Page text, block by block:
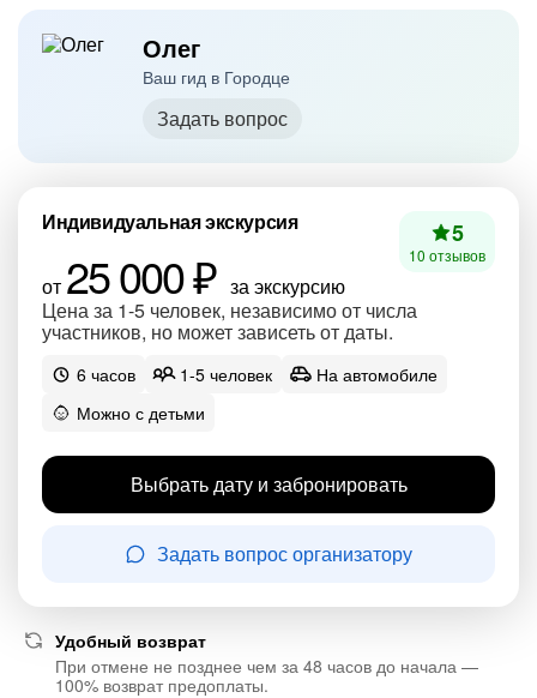
Олег
Ваш гид в Городце
Задать вопрос
Индивидуальная экскурсия
от 25 000 ₽ за экскурсию
Цена за 1-5 человек, независимо от числа
участников, но может зависеть от даты.
5
10 отзывов
6 часов 1-5 человек
На автомобиле
Можно с детьми
Выбрать дату и забронировать
Задать вопрос организатору
Удобный возврат
При отмене не позднее чем за 48 часов до начала —
100% возврат предоплаты.